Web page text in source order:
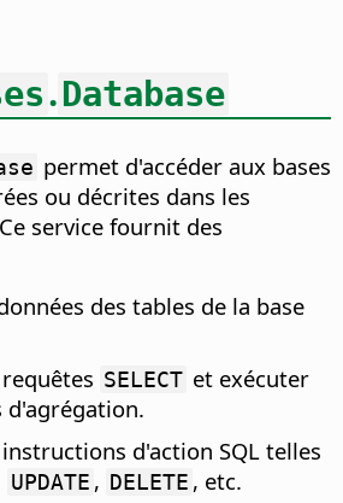
.Database
permet d'accéder aux bases
ou décrites dans les
service fournit des
des tables de la base
SELECT et exécuter
d'agrégation.
d'action SQL telles
UPDATE , DELETE , etc.